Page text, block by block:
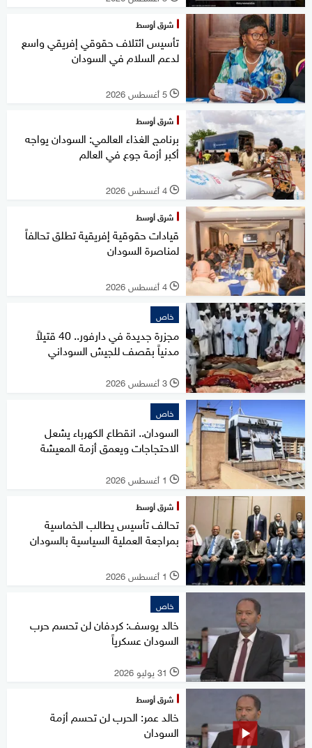
شرق أوسط
تأسيس ائتلاف حقوقي إفريقي واسع
لدعم السلام في السودان
l 5 أغسطس 2026
شرق أوسط
برنامج الغذاء العالمي: السودان يواجه
أكبر أزمة جوع في العالم
l 4 أغسطس 2026
شرق أوسط
قيادات حقوقية إفريقية تطلق تحالفاً
لمناصرة السودان
l 4 أغسطس 2026
خاص
مجزرة جديدة في دارفور.. 40 قتيلاً
مدنياً بقصف للجيش السوداني
l 3 أغسطس 2026
خاص
السودان.. انقطاع الكهرباء يشعل
الاحتجاجات ويعمق أزمة المعيشة
l 1 أغسطس 2026
شرق أوسط
تحالف تأسيس يطالب الخماسية
بمراجعة العملية السياسية بالسودان
l 1 أغسطس 2026
خاص
خالد يوسف: كردفان لن تحسم حرب
السودان عسكرياً
l 31 يوليو 2026
شرق أوسط
خالد عمر: الحرب لن تحسم أزمة
السودان